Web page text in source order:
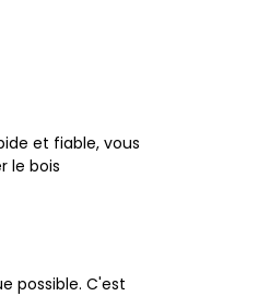
et fiable, vous
le bois
possible. C'est